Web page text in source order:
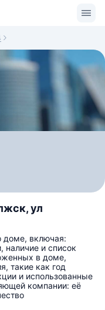
ул
доме, включая:
наличие и список
в доме,
такие как год
и использованные
компании: её